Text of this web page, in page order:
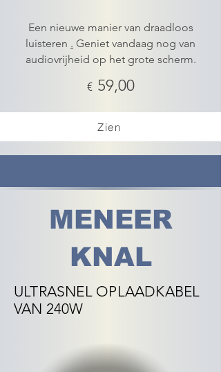
Een nieuwe manier van draadloos
luisteren . Geniet vandaag nog van
audiovrijheid op het grote scherm.
€ 59,00
Zien
MENEER
KNAL
ULTRASNEL OPLAADKABEL
VAN 240W